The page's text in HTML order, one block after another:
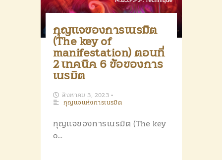
กุญแจของการเนรมิต
(The key of
manifestation) ตอนที่
2 เทคนิค 6 ข้อของการ
เนรมิต
สิงหาคม 3, 2023 •
กุญแจแห่งการเนรมิต
กุญแจของการเนรมิต (The key
o…